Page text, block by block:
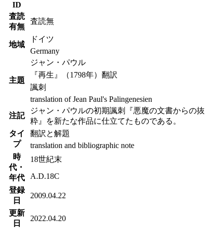
ID
査読
有無
査読無
地域
ドイツ
Germany
主題
ジャン・パウル
『再生』（1798年）翻訳
諷刺
translation of Jean Paul's Palingenesien
注記
ジャン・パウルの初期諷刺『悪魔の文書からの抜
粋』を新たな作品に仕立てたものである。
タイ
プ
翻訳と解題
translation and bibliographic note
時
代・
年代
18世紀末
A.D.18C
登録
日
2009.04.22
更新
日
2022.04.20